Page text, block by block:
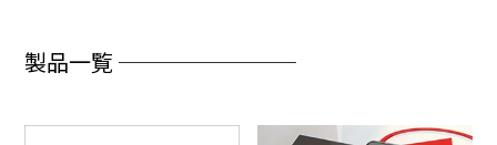
製品一覧 ────────